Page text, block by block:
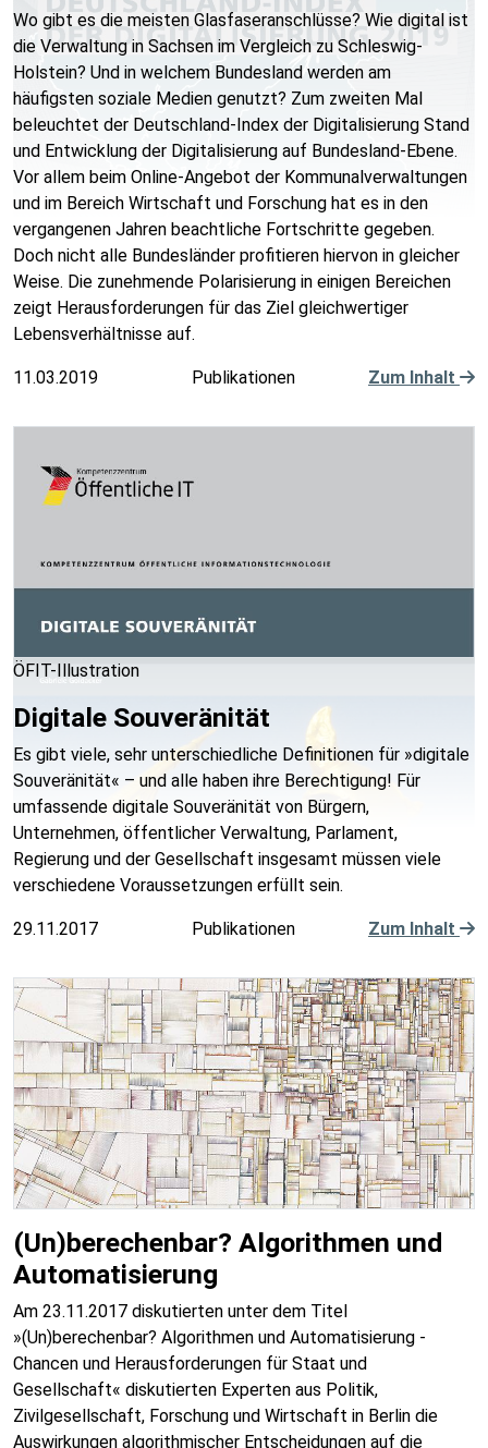
Wo gibt es die meisten Glasfaseranschlüsse? Wie digital ist
die Verwaltung in Sachsen im Vergleich zu Schleswig-
Holstein? Und in welchem Bundesland werden am
häufigsten soziale Medien genutzt? Zum zweiten Mal
beleuchtet der Deutschland-Index der Digitalisierung Stand
und Entwicklung der Digitalisierung auf Bundesland-Ebene.
Vor allem beim Online-Angebot der Kommunalverwaltungen
und im Bereich Wirtschaft und Forschung hat es in den
vergangenen Jahren beachtliche Fortschritte gegeben.
Doch nicht alle Bundesländer profitieren hiervon in gleicher
Weise. Die zunehmende Polarisierung in einigen Bereichen
zeigt Herausforderungen für das Ziel gleichwertiger
Lebensverhältnisse auf.
11.03.2019 Publikationen Zum Inhalt
ÖFIT-Illustration
Digitale Souveränität
Es gibt viele, sehr unterschiedliche Definitionen für »digitale
Souveränität« – und alle haben ihre Berechtigung! Für
umfassende digitale Souveränität von Bürgern,
Unternehmen, öffentlicher Verwaltung, Parlament,
Regierung und der Gesellschaft insgesamt müssen viele
verschiedene Voraussetzungen erfüllt sein.
29.11.2017 Publikationen Zum Inhalt
(Un)berechenbar? Algorithmen und
Automatisierung
Am 23.11.2017 diskutierten unter dem Titel
»(Un)berechenbar? Algorithmen und Automatisierung -
Chancen und Herausforderungen für Staat und
Gesellschaft« diskutierten Experten aus Politik,
Zivilgesellschaft, Forschung und Wirtschaft in Berlin die
Auswirkungen algorithmischer Entscheidungen auf die